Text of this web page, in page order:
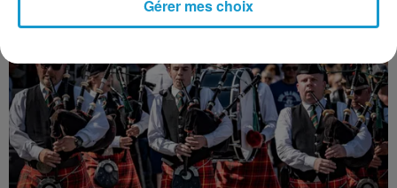
Gérer mes choix